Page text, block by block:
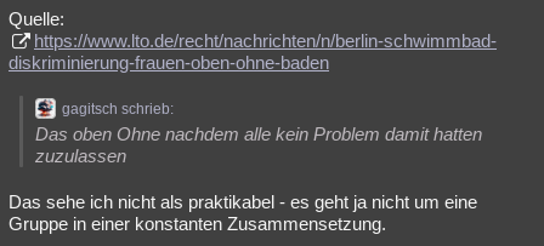
Quelle:
https://www.lto.de/recht/nachrichten/n/berlin-schwimmbad-
diskriminierung-frauen-oben-ohne-baden
gagitsch schrieb:
Das oben Ohne nachdem alle kein Problem damit hatten
zuzulassen
Das sehe ich nicht als praktikabel - es geht ja nicht um eine
Gruppe in einer konstanten Zusammensetzung.